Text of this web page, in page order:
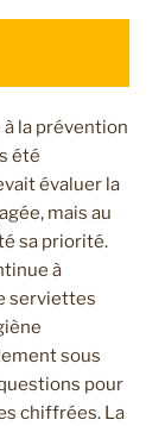
à la prévention
été
évaluer la
mais au
sa priorité.
à
serviettes
sous
pour
chiffrées. La